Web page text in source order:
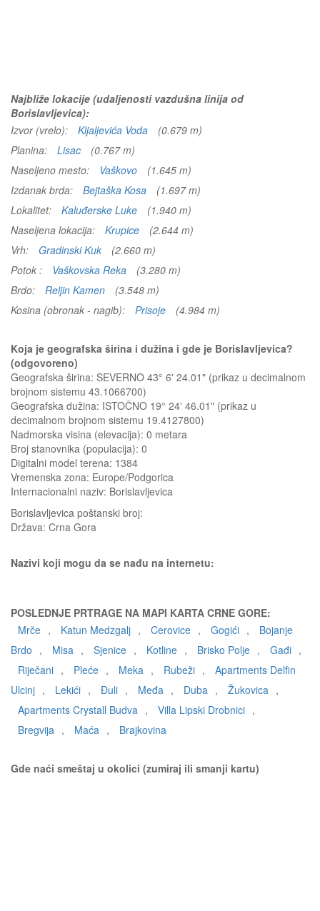
Najbliže lokacije (udaljenosti vazdušna linija od
Borislavljevica):
Izvor (vrelo):
Kljaljevića Voda
(0.679 m)
Planina:
Lisac
(0.767 m)
Naseljeno mesto:
Vaškovo
(1.645 m)
Izdanak brda:
Bejtaška Kosa
(1.697 m)
Lokalitet:
Kaluđerske Luke
(1.940 m)
Naseljena lokacija:
Krupice
(2.644 m)
Vrh:
Gradinski Kuk
(2.660 m)
Potok :
Vaškovska Reka
(3.280 m)
Brdo:
Reljin Kamen
(3.548 m)
Kosina (obronak - nagib):
Prisoje (4.984 m)
Koja je geografska širina i dužina i gde je Borislavljevica?
(odgovoreno)
Geografska širina: SEVERNO 43° 6' 24.01" (prikaz u decimalnom
brojnom sistemu 43.1066700)
Geografska dužina: ISTOČNO 19° 24' 46.01" (prikaz u
decimalnom brojnom sistemu 19.4127800)
Nadmorska visina (elevacija): 0 metara
Broj stanovnika (populacija): 0
Digitalni model terena: 1384
Vremenska zona: Europe/Podgorica
Internacionalni naziv: Borislavljevica
Borislavljevica poštanski broj:
Država: Crna Gora
Nazivi koji mogu da se nađu na internetu:
POSLEDNJE PRTRAGE NA MAPI KARTA CRNE GORE:
Mrče , Katun Medzgalj , Cerovice , Gogići ,
Bojanje
Brdo , Misa , Sjenice , Kotline , Brisko Polje , Gađi ,
Riječani , Pleće , Meka , Rubeži ,
Apartments Delfin
Ulcinj , Lekići , Đuli , Međa , Duba , Žukovica ,
Apartments Crystall Budva , Villa Lipski Drobnici ,
Bregvija , Maća , Brajkovina
Gde naći smeštaj u okolici (zumiraj ili smanji kartu)